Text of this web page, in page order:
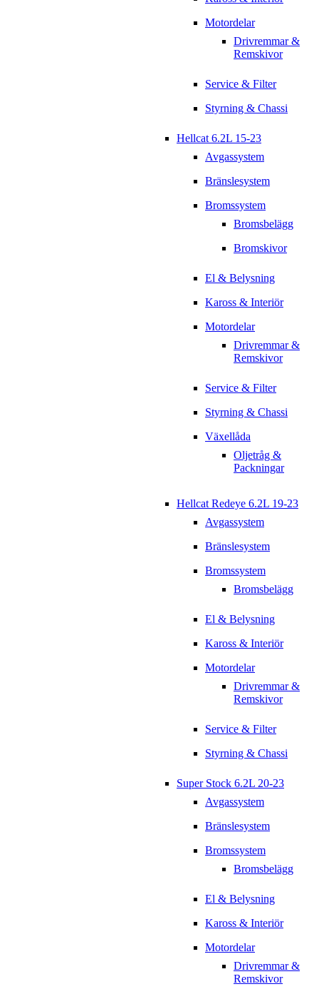
Motordelar
Drivremmar &
Remskivor
Service & Filter
Styrning & Chassi
Hellcat 6.2L 15-23
Avgassystem
Bränslesystem
Bromssystem
Bromsbelägg
Bromskivor
El & Belysning
Kaross & Interiör
Motordelar
Drivremmar &
Remskivor
Service & Filter
Styrning & Chassi
Växellåda
Oljetråg &
Packningar
Hellcat Redeye 6.2L 19-23
Avgassystem
Bränslesystem
Bromssystem
Bromsbelägg
El & Belysning
Kaross & Interiör
Motordelar
Drivremmar &
Remskivor
Service & Filter
Styrning & Chassi
Super Stock 6.2L 20-23
Avgassystem
Bränslesystem
Bromssystem
Bromsbelägg
El & Belysning
Kaross & Interiör
Motordelar
Drivremmar &
Remskivor